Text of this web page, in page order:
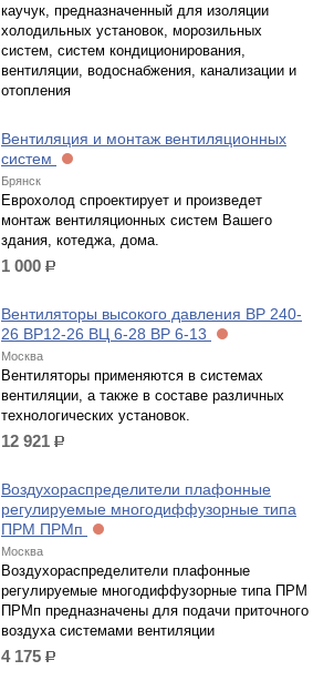
каучук, предназначенный для изоляции
холодильных установок, морозильных
систем, систем кондиционирования,
вентиляции, водоснабжения, канализации и
отопления
Вентиляция и монтаж вентиляционных
систем
Брянск
Еврохолод спроектирует и произведет
монтаж вентиляционных систем Вашего
здания, котеджа, дома.
1 000 р.
Вентиляторы высокого давления ВР 240-
26 ВР12-26 ВЦ 6-28 ВР 6-13
Москва
Вентиляторы применяются в системах
вентиляции, а также в составе различных
технологических установок.
12 921 р.
Воздухораспределители плафонные
регулируемые многодиффузорные типа
ПРМ ПРМп
Москва
Воздухораспределители плафонные
регулируемые многодиффузорные типа ПРМ
ПРМп предназначены для подачи приточного
воздуха системами вентиляции
4 175 р.